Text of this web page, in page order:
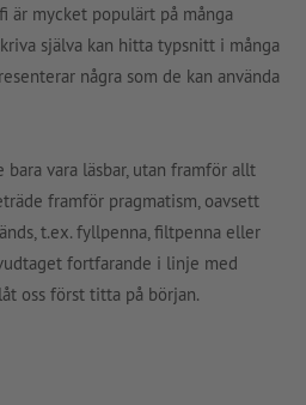
mycket populärt på många
själva kan hitta typsnitt i många
några som de kan använda
vara läsbar, utan framför allt
framför pragmatism, oavsett
t.ex. fyllpenna, filtpenna eller
fortfarande i linje med
oss först titta på början.